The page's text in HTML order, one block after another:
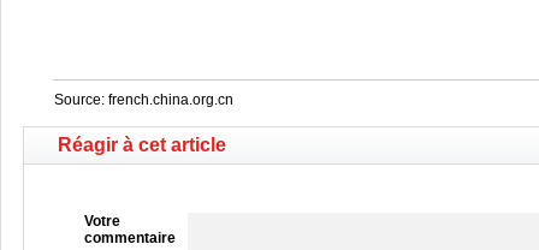
Source:french.china.org.cn
Réagir à cet article
Votre
commentaire